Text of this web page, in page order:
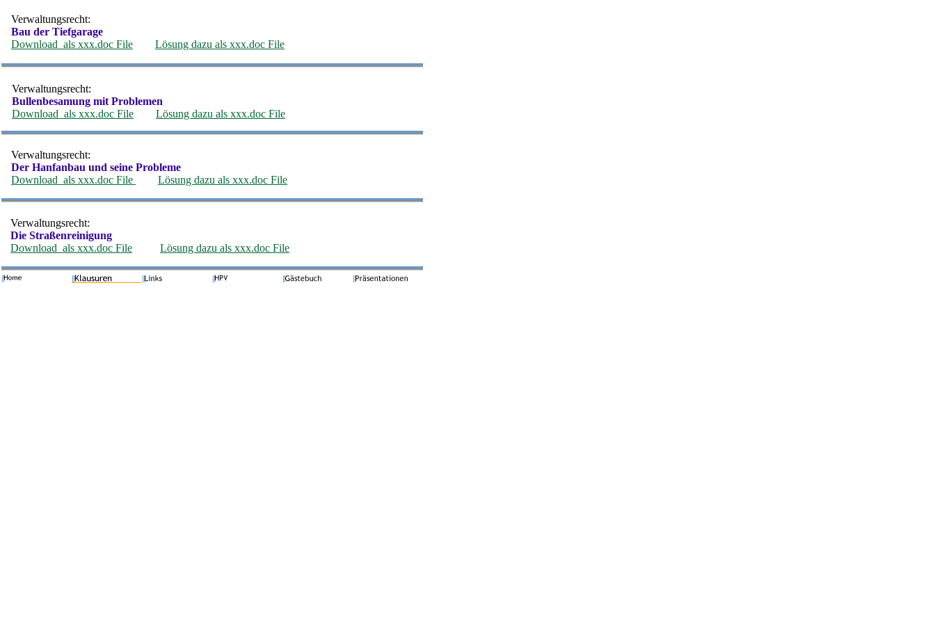
Verwaltungsrecht:
Bau der Tiefgarage
Download als xxx.doc File
Lösung dazu als xxx.doc File
Verwaltungsrecht:
Bullenbesamung mit Problemen
Download als xxx.doc File
Lösung dazu als xxx.doc File
Verwaltungsrecht:
Der Hanfanbau und seine Probleme
Download als xxx.doc File
Lösung dazu als xxx.doc File
Verwaltungsrecht:
Die Straßenreinigung
Download als xxx.doc File
Lösung dazu als xxx.doc File